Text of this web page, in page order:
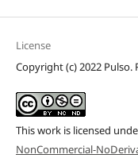
License
Copyright (c) 2022 Pulso.
This work is licensed
NonCommercial-